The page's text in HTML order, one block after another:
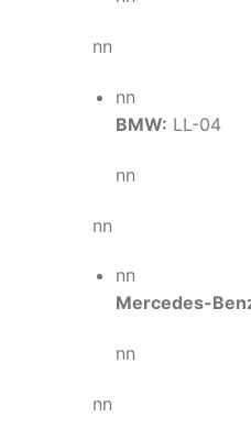
nn
nn
BMW: LL-04
nn
nn
nn
Mercedes-
nn
nn